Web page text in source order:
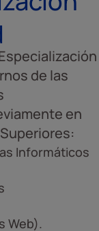
de las
en
Informáticos
Web).